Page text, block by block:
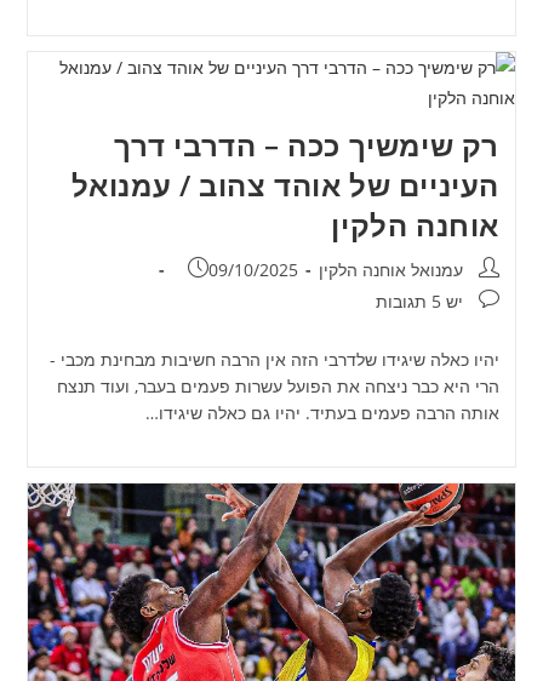
רק שימשיך ככה – הדרבי דרך
העיניים של אוהד צהוב / עמנואל
אוחנה הלקין
מחבר:עמנואל אוחנה הלקין פורסם:
09/10/2025
תגובות:
יש 5 תגובות
יהיו כאלה שיגידו שלדרבי הזה אין הרבה חשיבות מבחינת מכבי -
הרי היא כבר ניצחה את הפועל עשרות פעמים בעבר, ועוד תנצח
אותה הרבה פעמים בעתיד. יהיו גם כאלה שיגידו…